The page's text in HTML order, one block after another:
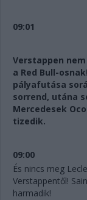
09:01
Verstappen
a Red Bull-
pályafutása
sorrend, utána
Mercedesek
tizedik.
09:00
És nincs meg
Verstappentől!
harmadik!